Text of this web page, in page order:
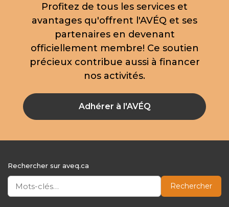
Profitez de tous les services et
avantages qu'offrent l'AVÉQ et ses
partenaires en devenant
officiellement membre! Ce soutien
précieux contribue aussi à financer
nos activités.
Adhérer à l'AVÉQ
Rechercher sur aveq.ca
Rechercher